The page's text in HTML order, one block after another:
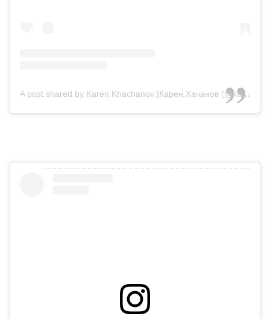
A post shared by Karen Khachanov |Карен Хачанов (@karenkhachanov)